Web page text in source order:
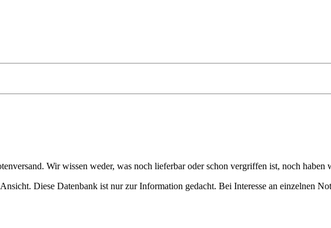
Wir wissen weder, was noch lieferbar oder schon vergriffen ist, noch haben
Diese Datenbank ist nur zur Information gedacht. Bei Interesse an einzelnen